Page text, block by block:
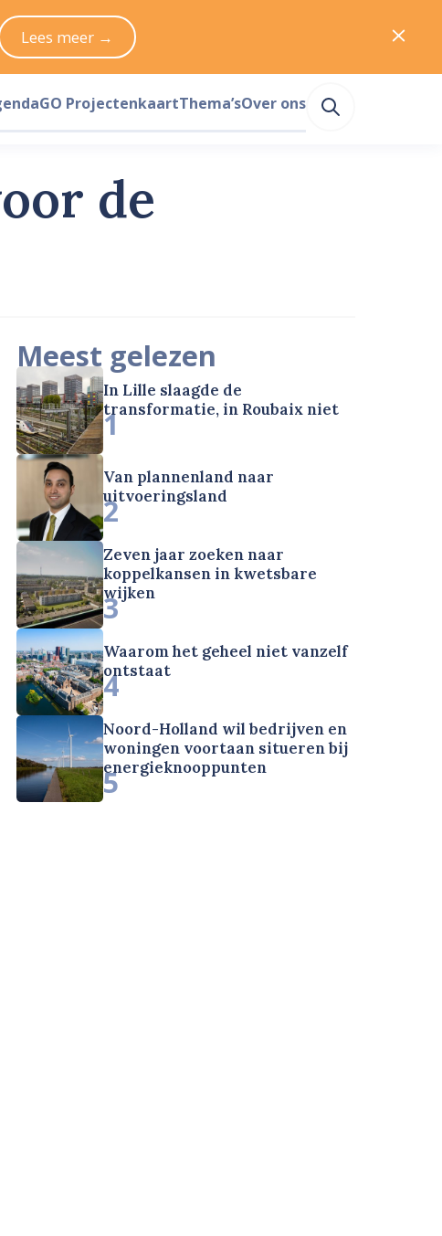
de
Meest gelezen
In Lille slaagde de
transformatie, in Roubaix niet
1
Van plannenland naar
uitvoeringsland
2
Zeven jaar zoeken naar
koppelkansen in kwetsbare
wijken
3
Waarom het geheel niet vanzelf
ontstaat
4
Noord-Holland wil bedrijven en
woningen voortaan situeren bij
energieknooppunten
5
Lees meer →
GO ProjectenkaartThema’sOver ons